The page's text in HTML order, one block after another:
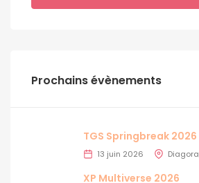
Prochains évènements
TGS Springbreak 2026
13 juin 2026 Diagora
XP Multiverse 2026